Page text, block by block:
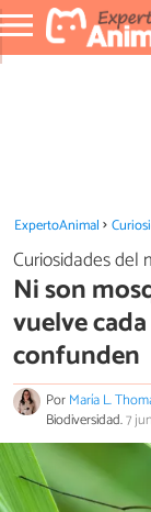
ExpertoAnimal
Curiosidades del
Ni son
vuelve
confunden
PorMaría L.
Biodiversidad.7